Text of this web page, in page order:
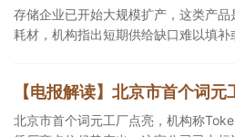
存储企业已开始大规模扩产，这类产
耗材，机构指出短期供给缺口难以填
北京市首个词元工厂点亮，机构称